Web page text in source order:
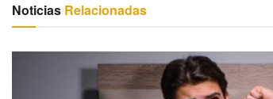
Noticias Relacionadas